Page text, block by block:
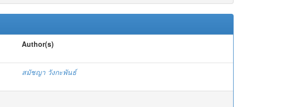
Author(s)
สมัชญา วังกะพันธ์